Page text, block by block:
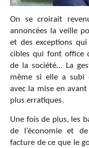
On se croirait
annoncées la veille
et des exceptions
cibles qui font office
de la société… La
même si elle a subi
avec la mise en
plus erratiques.
Une fois de plus, les
de l’économie et
facture de ce que le